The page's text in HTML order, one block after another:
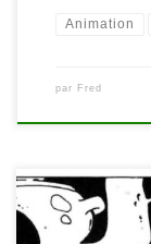
Animation
par Fred